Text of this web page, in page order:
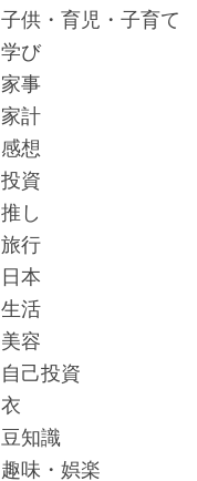
子供・育児・子育て
学び
家事
家計
感想
投資
推し
旅行
日本
生活
美容
自己投資
衣
豆知識
趣味・娯楽